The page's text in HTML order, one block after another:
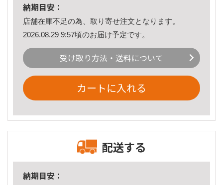
納期目安：
店舗在庫不足の為、取り寄せ注文となります。
2026.08.29 9:57頃のお届け予定です。
受け取り方法・送料について
カートに入れる
配送する
納期目安：